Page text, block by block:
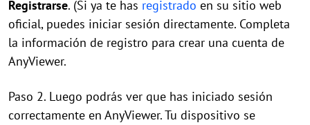
Registrarse. (Si ya te has registrado en su sitio web
oficial, puedes iniciar sesión directamente. Completa
la información de registro para crear una cuenta de
AnyViewer.
Paso 2. Luego podrás ver que has iniciado sesión
correctamente en AnyViewer. Tu dispositivo se